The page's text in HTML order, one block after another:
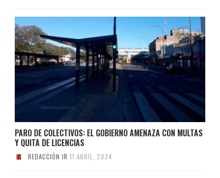
PARO DE COLECTIVOS: EL GOBIERNO AMENAZA CON MULTAS
Y QUITA DE LICENCIAS
REDACCIÓN IR 11 ABRIL, 2024